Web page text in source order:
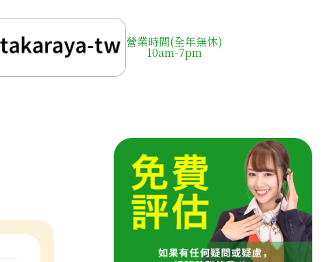
營業時間(全年無休)
10am-7pm